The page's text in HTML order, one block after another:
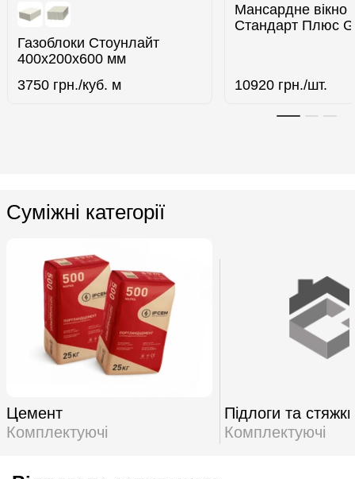
Газоблоки Стоунлайт
400x200x600 мм
3750 грн./куб. м
Мансардне вікно
Стандарт Плюс
10920 грн./шт.
Суміжні категорії
Цемент
Комплектуючі
Підлоги та стяжки
Комплектуючі